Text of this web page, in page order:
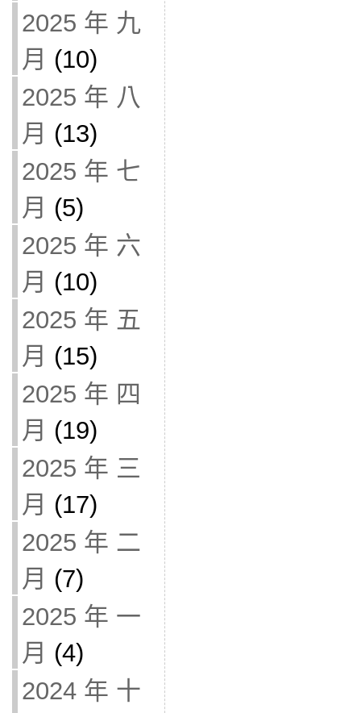
2025 年 九
月 (10)
2025 年 八
月 (13)
2025 年 七
月 (5)
2025 年 六
月 (10)
2025 年 五
月 (15)
2025 年 四
月 (19)
2025 年 三
月 (17)
2025 年 二
月 (7)
2025 年 一
月 (4)
2024 年 十